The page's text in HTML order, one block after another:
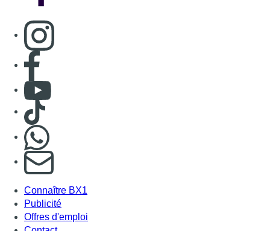
Consulter page Instagram
Consulter page Facebook
Consulter Youtube
Consulter TikTok
S'abonner à notre newsletter
Connaître BX1
Publicité
Offres d'emploi